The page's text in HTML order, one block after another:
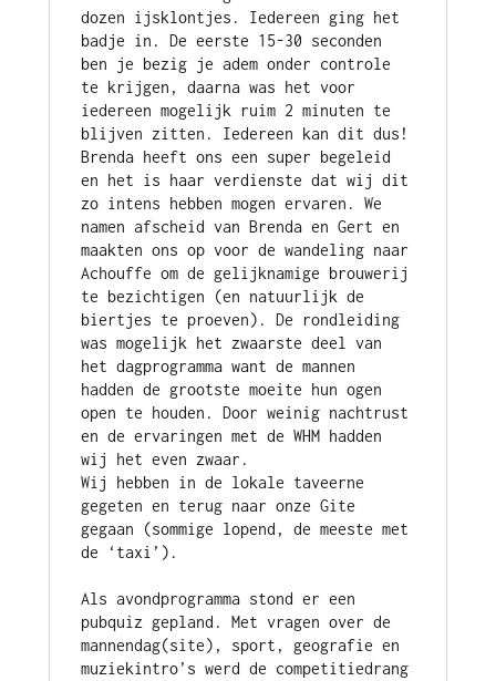
dozen ijsklontjes. Iedereen ging het
badje in. De eerste 15-30 seconden
ben je bezig je adem onder controle
te krijgen, daarna was het voor
iedereen mogelijk ruim 2 minuten te
blijven zitten. Iedereen kan dit dus!
Brenda heeft ons een super begeleid
en het is haar verdienste dat wij dit
zo intens hebben mogen ervaren. We
namen afscheid van Brenda en Gert en
maakten ons op voor de wandeling naar
Achouffe om de gelijknamige brouwerij
te bezichtigen (en natuurlijk de
biertjes te proeven). De rondleiding
was mogelijk het zwaarste deel van
het dagprogramma want de mannen
hadden de grootste moeite hun ogen
open te houden. Door weinig nachtrust
en de ervaringen met de WHM hadden
wij het even zwaar.
Wij hebben in de lokale taveerne
gegeten en terug naar onze Gite
gegaan (sommige lopend, de meeste met
de ‘taxi’).
Als avondprogramma stond er een
pubquiz gepland. Met vragen over de
mannendag(site), sport, geografie en
muziekintro’s werd de competitiedrang